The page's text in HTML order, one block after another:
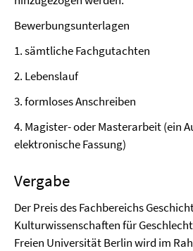
Bewerbungsunterlagen
1. sämtliche Fachgutachten
2. Lebenslauf
3. formloses Anschreiben
4. Magister- oder Masterarbeit (ein
elektronische Fassung)
Vergabe
Der Preis des Fachbereichs
Kulturwissenschaften für
Freien Universität Berlin wird im